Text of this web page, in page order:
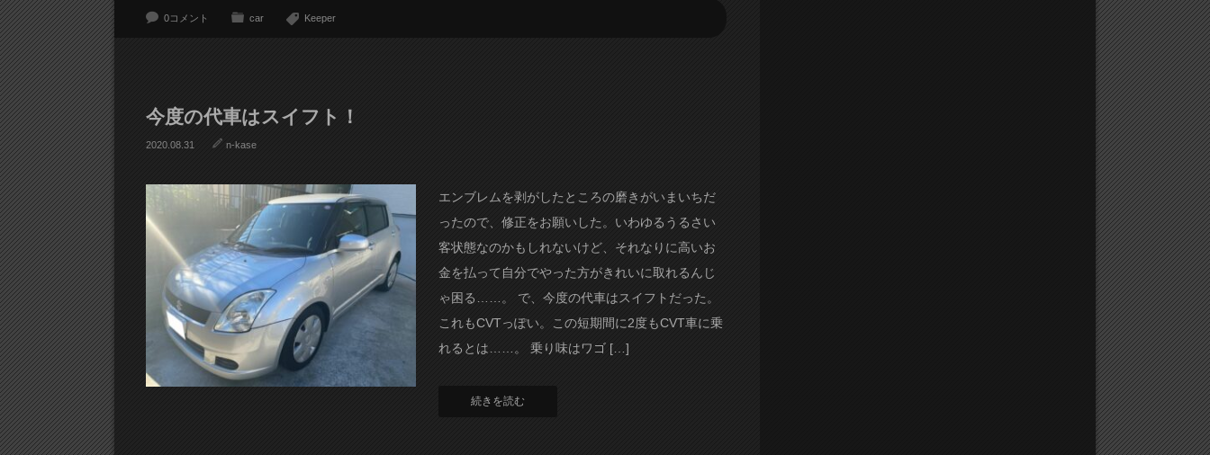
0コメント car Keeper
今度の代車はスイフト！
2020.08.31 n-kase
エンブレムを剥がしたところの磨きがいまいちだ
ったので、修正をお願いした。いわゆるうるさい
客状態なのかもしれないけど、それなりに高いお
金を払って自分でやった方がきれいに取れるんじ
ゃ困る……。 で、今度の代車はスイフトだった。
これもCVTっぽい。この短期間に2度もCVT車に乗
れるとは……。 乗り味はワゴ […]
続きを読む